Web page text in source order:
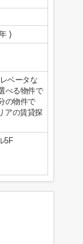
)
ベータな
べる物件で
の物件で
アの賃貸探
5F